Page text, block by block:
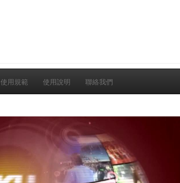
使用規範 使用說明 聯絡我們